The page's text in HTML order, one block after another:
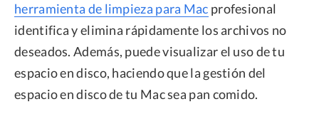
herramienta de limpieza para Mac profesional
identifica y elimina rápidamente los archivos no
deseados. Además, puede visualizar el uso de tu
espacio en disco, haciendo que la gestión del
espacio en disco de tu Mac sea pan comido.